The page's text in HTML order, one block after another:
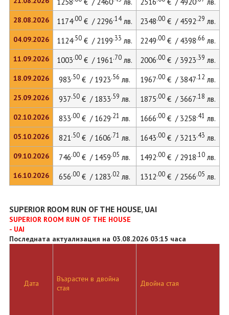
28.08.2026
04.09.2026
11.09.2026
18.09.2026
25.09.2026
02.10.2026
05.10.2026
09.10.2026
16.10.2026
1258
€ / 2460 лв. 2516 € / 4920 лв.
1174.00€ / 2296.14лв. 2348.00€ / 4592.29 лв.
1124.50€ / 2199.33 лв. 2249.00€ / 4398.66 лв.
1003.00€ / 1961.70лв. 2006.00€ / 3923.39 лв.
983.50€ / 1923.56 лв. 1967.00€ / 3847.12 лв.
937.50€ / 1833.59 лв. 1875.00€ / 3667.18 лв.
833.00€ / 1629.21 лв. 1666.00€ / 3258.41 лв.
821.50€ / 1606.71 лв. 1643.00€ / 3213.43 лв.
746.00€ / 1459.05 лв. 1492.00€ / 2918.10лв.
656.00€ / 1283.02 лв. 1312.00€ / 2566.05 лв.
SUPERIOR ROOM RUN OF THE HOUSE, UAI
SUPERIOR ROOM RUN OF THE HOUSE
- UAI
Последната актуализация на 03.08.2026 03:15 часа
Дата
Възрастен в двойна
стая
Двойна стая